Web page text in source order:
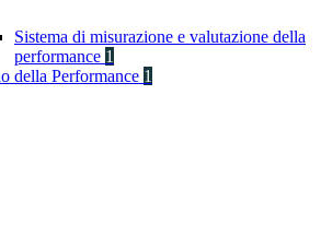
Sistema di misurazione e valutazione della
performance 1
della Performance 1